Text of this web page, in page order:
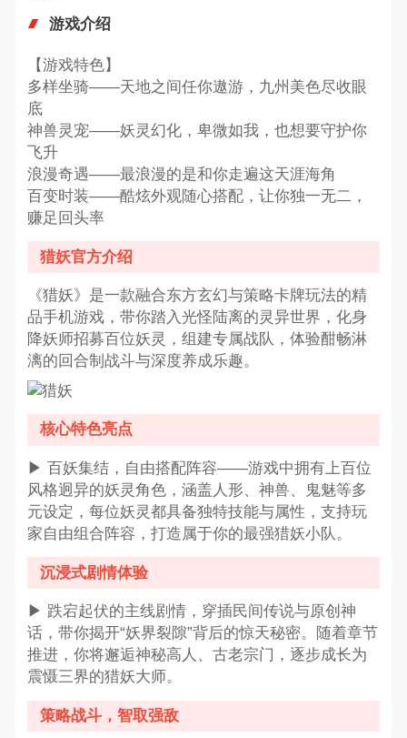
游戏介绍
【游戏特色】
多样坐骑——天地之间任你遨游，九州美色尽收眼
底
神兽灵宠——妖灵幻化，卑微如我，也想要守护你
飞升
浪漫奇遇——最浪漫的是和你走遍这天涯海角
百变时装——酷炫外观随心搭配，让你独一无二，
赚足回头率
猎妖官方介绍
《猎妖》是一款融合东方玄幻与策略卡牌玩法的精
品手机游戏，带你踏入光怪陆离的灵异世界，化身
降妖师招募百位妖灵，组建专属战队，体验酣畅淋
漓的回合制战斗与深度养成乐趣。
核心特色亮点
▶ 百妖集结，自由搭配阵容——游戏中拥有上百位
风格迥异的妖灵角色，涵盖人形、神兽、鬼魅等多
元设定，每位妖灵都具备独特技能与属性，支持玩
家自由组合阵容，打造属于你的最强猎妖小队。
沉浸式剧情体验
▶ 跌宕起伏的主线剧情，穿插民间传说与原创神
话，带你揭开“妖界裂隙”背后的惊天秘密。随着章节
推进，你将邂逅神秘高人、古老宗门，逐步成长为
震慑三界的猎妖大师。
策略战斗，智取强敌